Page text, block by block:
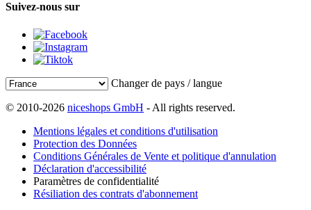
Suivez-nous sur
Changer de pays / langue
© 2010-2026 niceshops GmbH - All rights reserved.
Mentions légales et conditions d'utilisation
Protection des Données
Conditions Générales de Vente et politique d'annulation
Déclaration d'accessibilité
Paramètres de confidentialité
Résiliation des contrats d'abonnement